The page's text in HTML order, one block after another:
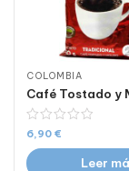
COLOMBIA
6,90 €
Leer